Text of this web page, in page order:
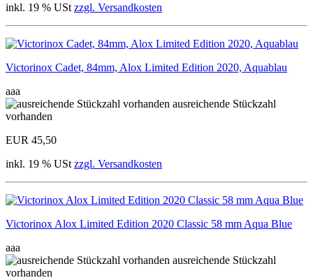
inkl. 19 % USt zzgl. Versandkosten
Victorinox Cadet, 84mm, Alox Limited Edition 2020, Aquablau
aaa
ausreichende Stückzahl
vorhanden
EUR 45,50
inkl. 19 % USt zzgl. Versandkosten
Victorinox Alox Limited Edition 2020 Classic 58 mm Aqua Blue
aaa
ausreichende Stückzahl
vorhanden